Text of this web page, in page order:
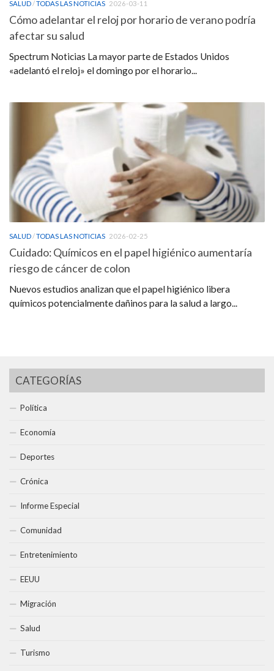
SALUD/TODAS LAS NOTICIAS 2026-03-11
Cómo adelantar el reloj por horario de verano podría
afectar su salud
Spectrum Noticias La mayor parte de Estados Unidos
«adelantó el reloj» el domingo por el horario...
SALUD/TODAS LAS NOTICIAS 2026-02-25
Cuidado: Químicos en el papel higiénico aumentaría
riesgo de cáncer de colon
Nuevos estudios analizan que el papel higiénico libera
químicos potencialmente dañinos para la salud a largo...
CATEGORÍAS
Política
Economía
Deportes
Crónica
Informe Especial
Comunidad
Entretenimiento
EEUU
Migración
Salud
Turismo